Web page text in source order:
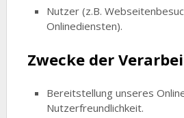
Nutzer (z.B.
Onlinediensten).
Zwecke der
Bereitstellung unseres
Nutzerfreundlichkeit.